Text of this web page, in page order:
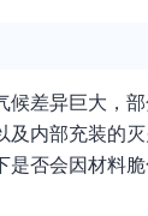
差异巨大，
及内部充装的
否会因材料